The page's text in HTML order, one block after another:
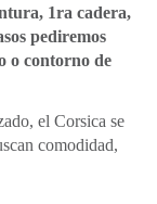
1ra cadera,
pediremos
o contorno de
el Corsica se
comodidad,